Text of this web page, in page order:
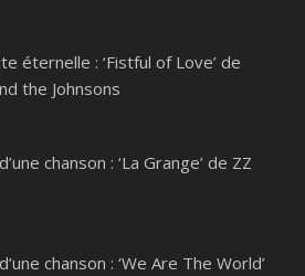
éternelle : ‘Fistful of Love’ de
the Johnsons
chanson : ‘La Grange’ de ZZ
chanson : ‘We Are The World’